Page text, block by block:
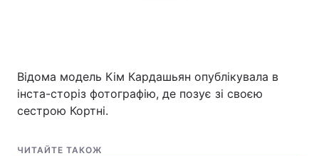
Відома модель Кім Кардашьян опублікувала в
інста-сторіз фотографію, де позує зі своєю
сестрою Кортні.
ЧИТАЙТЕ ТАКОЖ